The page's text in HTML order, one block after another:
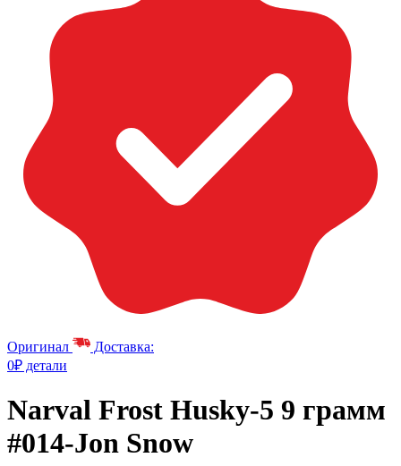
Оригинал
Доставка:
0₽ детали
Narval Frost Husky-5 9 грамм
#014-Jon Snow